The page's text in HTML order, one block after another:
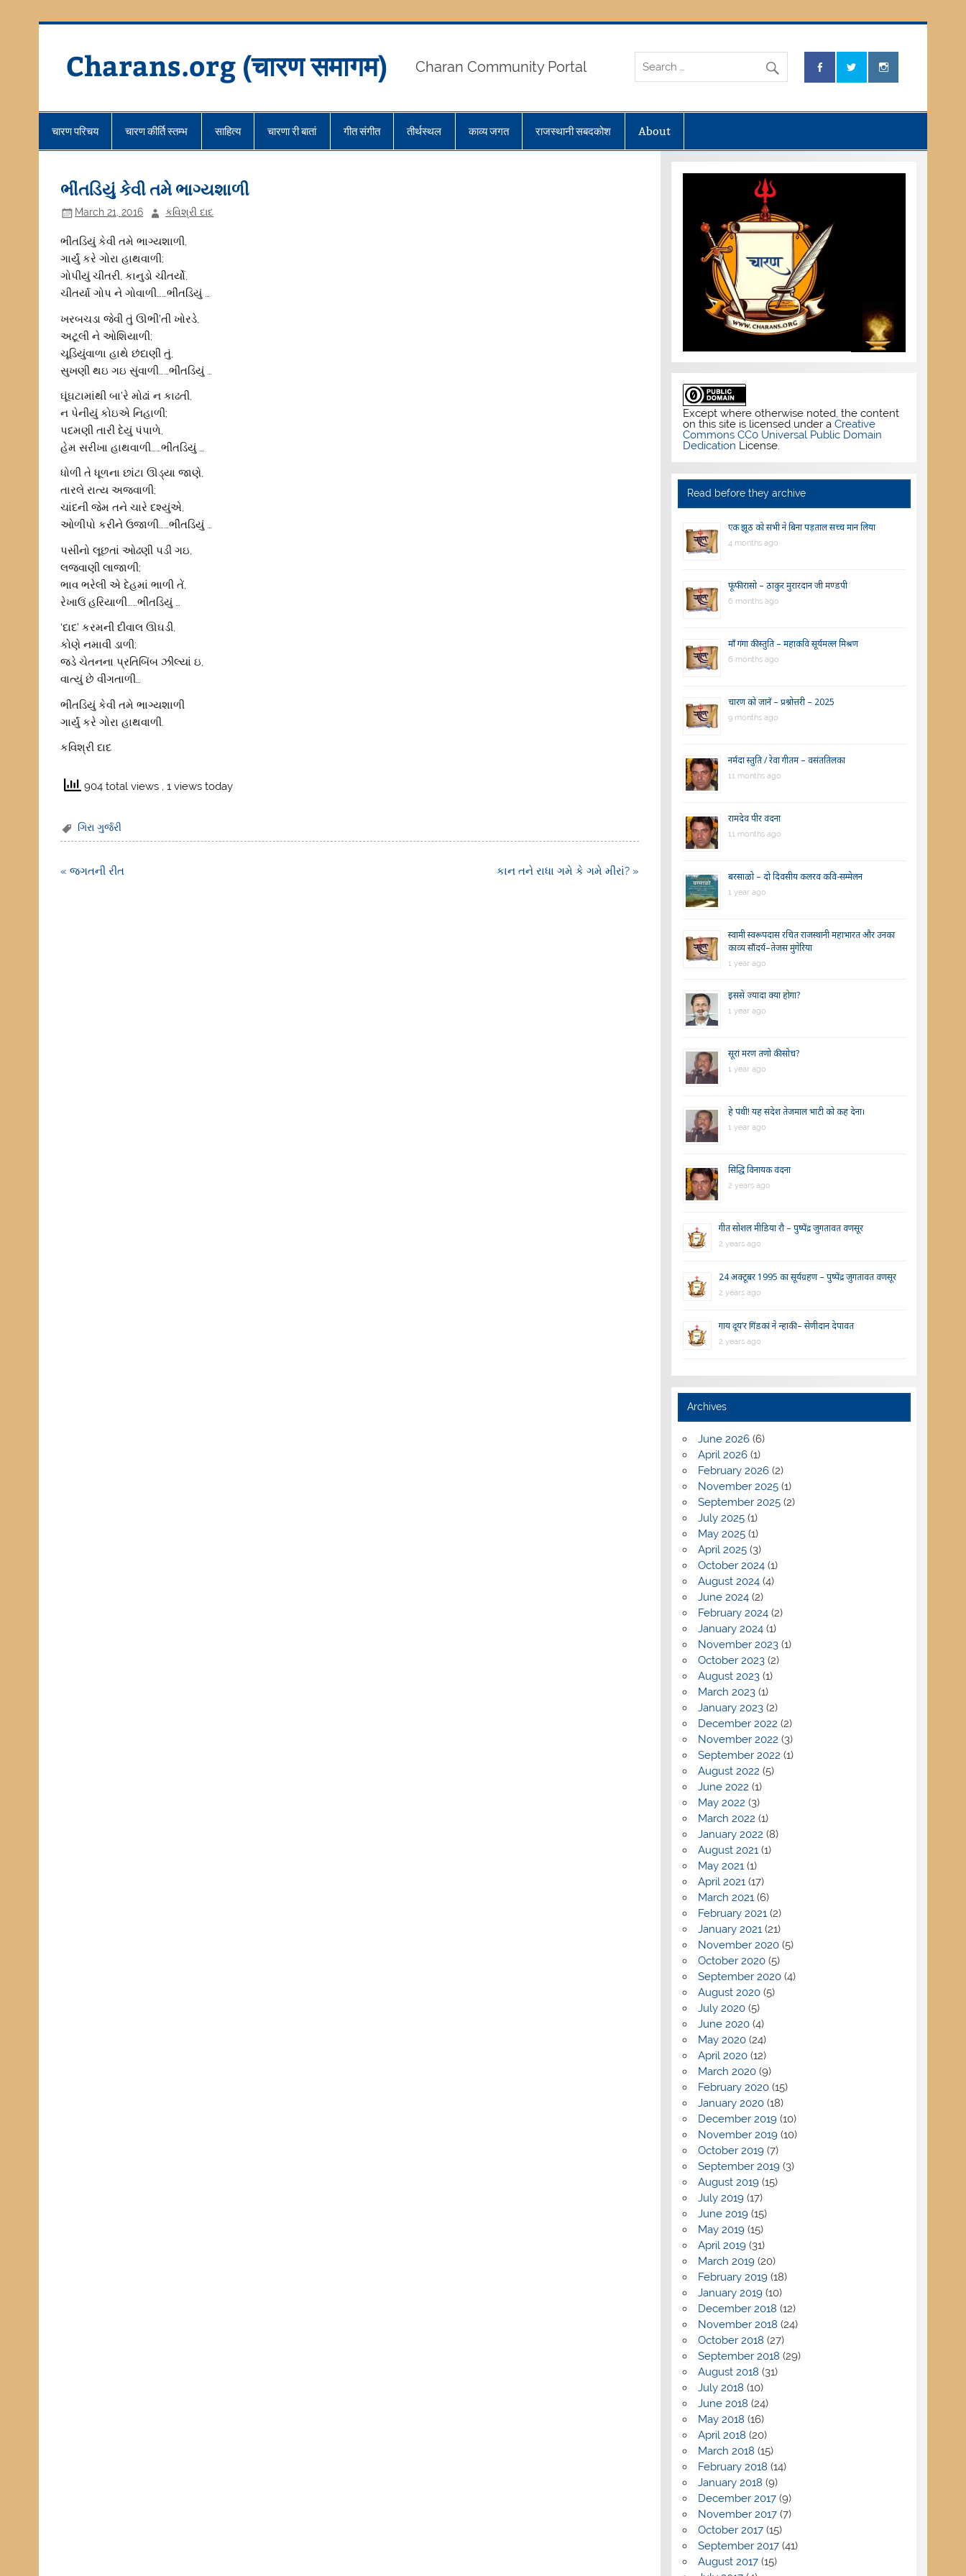
Charans.org (चारण समागम) Charan Community Portal
चारण परिचय चारण कीर्ति स्तम्भ साहित्य चारणा री बातां गीत संगीत तीर्थस्थल काव्य जगत राजस्थानी सबदकोश About
ભીંતડિયું કેવી તમે ભાગ્યશાળી
March 21, 2016 કવિશ્રી દાદ
ભીંતડિયું કેવી તમે ભાગ્યશાળી,
ગાર્યું કરે ગોરા હાથવાળી;
ગોપીયું ચીતરી, કાનુડો ચીતર્યો,
ચીતર્યા ગોપ ને ગોવાળી……ભીંતડિયું …
ખરબચડા જેવી તું ઊભી’તી ખોરડે,
અટૂલી ને ઓશિયાળી;
ચૂડિયુંવાળા હાથે છંદાણી તું,
સુખણી થઇ ગઇ સુંવાળી……ભીંતડિયું …
ઘૂંઘટામાંથી બા’રે મોઢાં ન કાઢતી,
ન પેનીયું કોઇએ નિહાળી;
પદમણી તારી દેયું પંપાળે,
હેમ સરીખા હાથવાળી……ભીંતડિયું …
ધોળી તે ધૂળના છાંટા ઊડ્યા જાણે,
તારલે રાત્ય અજવાળી;
ચાંદની જેમ તને ચારે દશ્યુંએ,
ઓળીપો કરીને ઉજાળી……ભીંતડિયું …
પસીનો લૂછતાં ઓઢણી પડી ગઇ,
લજવાણી લાજાળી;
ભાવ ભરેલી એ દેહમાં ભાળી તેં,
રેખાઉં હરિયાળી……ભીંતડિયું …
‘દાદ’ કરમની દીવાલ ઊઘડી,
કોણે નમાવી ડાળી;
જડે ચેતનના પ્રતિબિંબ ઝીલ્યાં ઇ,
વાત્યું છે વીગતાળી…
ભીંતડિયું કેવી તમે ભાગ્યશાળી
ગાર્યું કરે ગોરા હાથવાળી.
કવિશ્રી દાદ
904 total views , 1 views today
ગિરા ગુર્જરી
Post
« જગતની રીત કાન તને રાધા ગમે કે ગમે મીરાં? »
Except where otherwise noted, the content
on this site is licensed under a Creative
Commons CC0 Universal Public Domain
Dedication License.
Read before they archive
एक झूठ को सभी ने बिना पड़ताल सच्च मान लिया
4 months ago
फूंफी रासो – ठाकुर मुरारदान जी मण्डपी
6 months ago
माँ गंगा की स्तुति – महाकवि सूर्यमल्ल मिश्रण
6 months ago
चारण को जानें – प्रश्नोत्तरी – 2025
9 months ago
नर्मदा स्तुति / रेवा गीतम – वसंततिलका
11 months ago
रामदेव पीर वंदना
11 months ago
बरसाळो – दो दिवसीय कलरव कवि-सम्मेलन
1 year ago
स्वामी स्वरूपदास रचित राजस्थानी महाभारत और उनका
काव्य सौंदर्य–तेजस मुंगेरिया
1 year ago
इससे ज्यादा क्या होगा?
1 year ago
सूरां मरण तणो की सोच?
1 year ago
हे पंथी! यह संदेश तेजमाल भाटी को कह देना।
1 year ago
सिद्धि विनायक वंदना
2 years ago
गीत सोशल मीडिया रौ – पुष्पेंद्र जुगतावत वणसूर
2 years ago
24 अक्टूबर 1995 का सूर्यग्रहण – पुष्पेंद्र जुगतावत वणसूर
2 years ago
गाय दूय’र गिंडकां ने न्हाकी – सेणीदान देपावत
2 years ago
Archives
June 2026(6)
April 2026(1)
February 2026(2)
November 2025(1)
September 2025(2)
July 2025(1)
May 2025(1)
April 2025(3)
October 2024(1)
August 2024(4)
June 2024(2)
February 2024(2)
January 2024(1)
November 2023(1)
October 2023(2)
August 2023(1)
March 2023(1)
January 2023(2)
December 2022 (2)
November 2022 (3)
September 2022 (1)
August 2022 (5)
June 2022 (1)
May 2022 (3)
March 2022 (1)
January 2022 (8)
August 2021(1)
May 2021(1)
April 2021(17)
March 2021(6)
February 2021(2)
January 2021(21)
November 2020(5)
October 2020(5)
September 2020(4)
August 2020(5)
July 2020(5)
June 2020(4)
May 2020(24)
April 2020(12)
March 2020(9)
February 2020(15)
January 2020(18)
December 2019(10)
November 2019(10)
October 2019(7)
September 2019(3)
August 2019(15)
July 2019(17)
June 2019(15)
May 2019(15)
April 2019(31)
March 2019(20)
February 2019(18)
January 2019(10)
December 2018 (12)
November 2018 (24)
October 2018 (27)
September 2018 (29)
August 2018 (31)
July 2018 (10)
June 2018 (24)
May 2018 (16)
April 2018 (20)
March 2018 (15)
February 2018 (14)
January 2018 (9)
December 2017(9)
November 2017(7)
October 2017(15)
September 2017(41)
August 2017(15)